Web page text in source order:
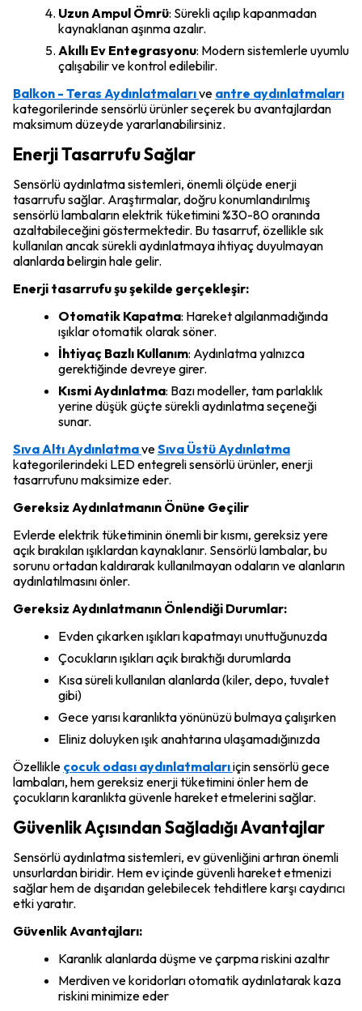
Uzun Ampul Ömrü: Sürekli açılıp kapanmadan
kaynaklanan aşınma azalır.
Akıllı Ev Entegrasyonu: Modern sistemlerle uyumlu
çalışabilir ve kontrol edilebilir.
Balkon - Teras Aydınlatmalarıve antre aydınlatmaları
kategorilerinde sensörlü ürünler seçerek bu avantajlardan
maksimum düzeyde yararlanabilirsiniz.
Enerji Tasarrufu Sağlar
Sensörlü aydınlatma sistemleri, önemli ölçüde enerji
tasarrufu sağlar. Araştırmalar, doğru konumlandırılmış
sensörlü lambaların elektrik tüketimini %30-80 oranında
azaltabileceğini göstermektedir. Bu tasarruf, özellikle sık
kullanılan ancak sürekli aydınlatmaya ihtiyaç duyulmayan
alanlarda belirgin hale gelir.
Enerji tasarrufu şu şekilde gerçekleşir:
Otomatik Kapatma: Hareket algılanmadığında
ışıklar otomatik olarak söner.
İhtiyaç Bazlı Kullanım: Aydınlatma yalnızca
gerektiğinde devreye girer.
Kısmi Aydınlatma: Bazı modeller, tam parlaklık
yerine düşük güçte sürekli aydınlatma seçeneği
sunar.
Sıva Altı AydınlatmaveSıva Üstü Aydınlatma
kategorilerindeki LED entegreli sensörlü ürünler, enerji
tasarrufunu maksimize eder.
Gereksiz Aydınlatmanın Önüne Geçilir
Evlerde elektrik tüketiminin önemli bir kısmı, gereksiz yere
açık bırakılan ışıklardan kaynaklanır. Sensörlü lambalar, bu
sorunu ortadan kaldırarak kullanılmayan odaların ve alanların
aydınlatılmasını önler.
Gereksiz Aydınlatmanın Önlendiği Durumlar:
Evden çıkarken ışıkları kapatmayı unuttuğunuzda
Çocukların ışıkları açık bıraktığı durumlarda
Kısa süreli kullanılan alanlarda (kiler, depo, tuvalet
gibi)
Gece yarısı karanlıkta yönünüzü bulmaya çalışırken
Eliniz doluyken ışık anahtarına ulaşamadığınızda
Özellikle çocuk odası aydınlatmalarıiçin sensörlü gece
lambaları, hem gereksiz enerji tüketimini önler hem de
çocukların karanlıkta güvenle hareket etmelerini sağlar.
Güvenlik Açısından Sağladığı Avantajlar
Sensörlü aydınlatma sistemleri, ev güvenliğini artıran önemli
unsurlardan biridir. Hem ev içinde güvenli hareket etmenizi
sağlar hem de dışarıdan gelebilecek tehditlere karşı caydırıcı
etki yaratır.
Güvenlik Avantajları:
Karanlık alanlarda düşme ve çarpma riskini azaltır
Merdiven ve koridorları otomatik aydınlatarak kaza
riskini minimize eder